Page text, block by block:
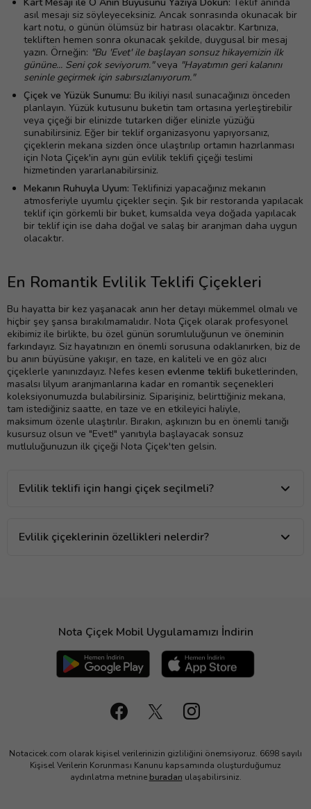
asıl mesajı siz söyleyeceksiniz. Ancak sonrasında okunacak bir
kart notu, o günün ölümsüz bir hatırası olacaktır. Kartınıza,
tekliften hemen sonra okunacak şekilde, duygusal bir mesaj
yazın. Örneğin: "Bu 'Evet' ile başlayan sonsuz hikayemizin ilk
gününe... Seni çok seviyorum."veya "Hayatımın geri kalanını
seninle geçirmek için sabırsızlanıyorum."
Çiçek ve Yüzük Sunumu: Bu ikiliyi nasıl sunacağınızı önceden
planlayın. Yüzük kutusunu buketin tam ortasına yerleştirebilir
veya çiçeği bir elinizde tutarken diğer elinizle yüzüğü
sunabilirsiniz. Eğer bir teklif organizasyonu yapıyorsanız,
çiçeklerin mekana sizden önce ulaştırılıp ortamın hazırlanması
için Nota Çiçek'in aynı gün evlilik teklifi çiçeği teslimi
hizmetinden yararlanabilirsiniz.
Mekanın Ruhuyla Uyum: Teklifinizi yapacağınız mekanın
atmosferiyle uyumlu çiçekler seçin. Şık bir restoranda yapılacak
teklif için görkemli bir buket, kumsalda veya doğada yapılacak
bir teklif için ise daha doğal ve salaş bir aranjman daha uygun
olacaktır.
En Romantik Evlilik Teklifi Çiçekleri
Bu hayatta bir kez yaşanacak anın her detayı mükemmel olmalı ve
hiçbir şey şansa bırakılmamalıdır. Nota Çiçek olarak profesyonel
ekibimiz ile birlikte, bu özel günün sorumluluğunun ve öneminin
farkındayız. Siz hayatınızın en önemli sorusuna odaklanırken, biz de
bu anın büyüsüne yakışır, en taze, en kaliteli ve en göz alıcı
çiçeklerle yanınızdayız. Nefes kesen evlenme teklifi buketlerinden,
masalsı lilyum aranjmanlarına kadar en romantik seçenekleri
koleksiyonumuzda bulabilirsiniz. Siparişiniz, belirttiğiniz mekana,
tam istediğiniz saatte, en taze ve en etkileyici haliyle,
maksimum özenle ulaştırılır. Bırakın, aşkınızın bu en önemli tanığı
kusursuz olsun ve "Evet!" yanıtıyla başlayacak sonsuz
mutluluğunuzun ilk çiçeği Nota Çiçek'ten gelsin.
Evlilik teklifi için hangi çiçek seçilmeli?
Evlilik çiçeklerinin özellikleri nelerdir?
Nota Çiçek Mobil Uygulamamızı İndirin
Notacicek.com olarak kişisel verilerinizin gizliliğini önemsiyoruz. 6698 sayılı
Kişisel Verilerin Korunması Kanunu kapsamında oluşturduğumuz
aydınlatma metnine buradan ulaşabilirsiniz.